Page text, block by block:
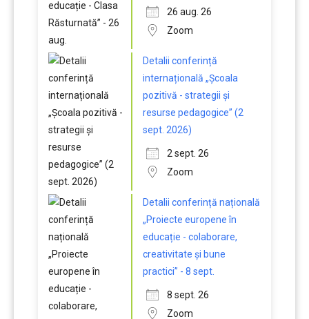
26 aug. 26
Zoom
Detalii conferință
internațională „Școala
pozitivă - strategii și
resurse pedagogice” (2
sept. 2026)
2 sept. 26
Zoom
Detalii conferință națională
„Proiecte europene în
educație - colaborare,
creativitate și bune
practici” - 8 sept.
8 sept. 26
Zoom